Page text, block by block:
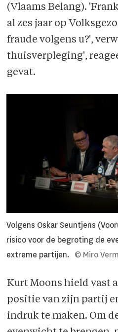
(Vlaams Belang).
al zes jaar op
fraude volgens u?',
thuisverpleging',
gevat.
Volgens Oskar Seuntjens
risico voor de begroting de
extreme partijen. © Miro
Kurt Moons hield vast
positie van zijn partij
indruk te maken. Om